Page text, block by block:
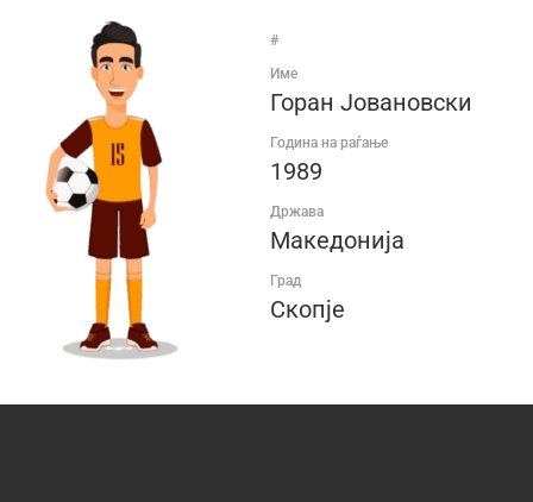
#
Име
Горан Јовановски
Година на раѓање
1989
Држава
Македонија
Град
Скопје